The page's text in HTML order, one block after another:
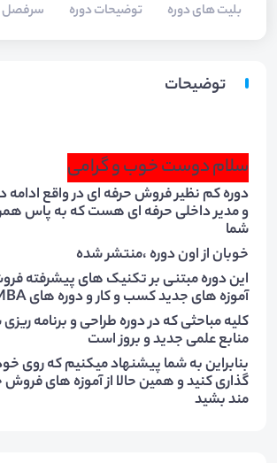
بلیت های دوره توضیحات دوره سرفصل
توضیحات
سلام دوست خوب و گرامی
دوره کم نظیر فروش حرفه ای در واقع ادامه
و مدیر داخلی حرفه ای هست که به پاس
شما
خوبان از اون دوره ،منتشر شده
این دوره مبتنی بر تکنیک های پیشرفته
آموزه های جدید کسب و کار و دوره های MBA و DBA است
کلیه مباحثی که در دوره طراحی و برنامه
منابع علمی جدید و بروز است
بنابراین به شما پیشنهاد میکنیم که روی
گذاری کنید و همین حالا از آموزه های فروش
مند بشید